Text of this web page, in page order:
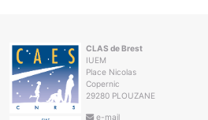
CLAS de Brest
IUEM
Place Nicolas
Copernic
29280 PLOUZANE
e-mail